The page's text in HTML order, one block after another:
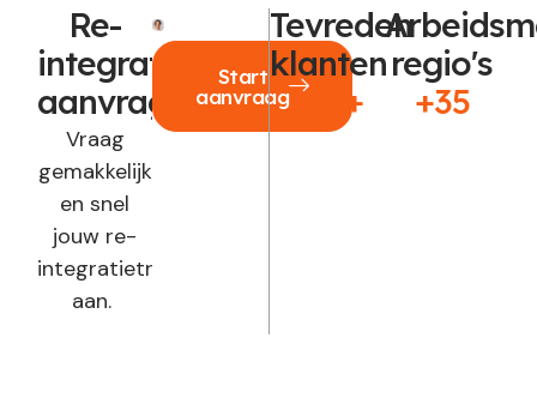
Re-
integratie
aanvragen?
Vraag
gemakkelijk
en snel
jouw re-
integratietraject
aan.
Start
aanvraag
Tevreden
klanten
250+
regio's
+35